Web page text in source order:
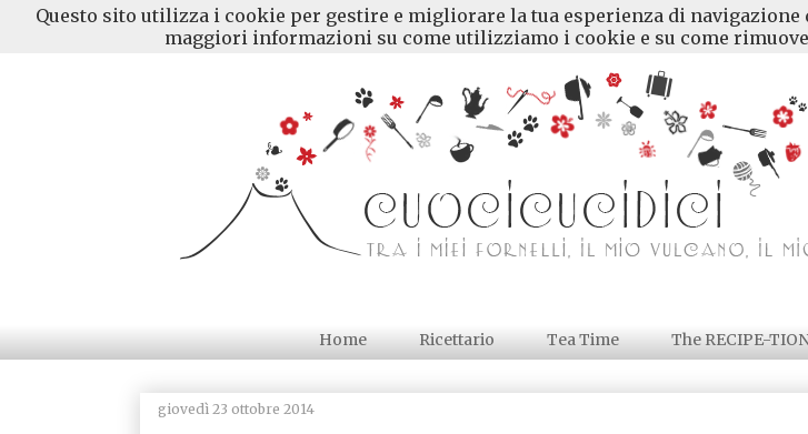
Home Ricettario Tea Time The RECIPE-
giovedì 23 ottobre 2014
Questo sito utilizza i cookie per gestire e migliorare la tua esperienza di
maggiori informazioni su come utilizziamo i cookie e su come